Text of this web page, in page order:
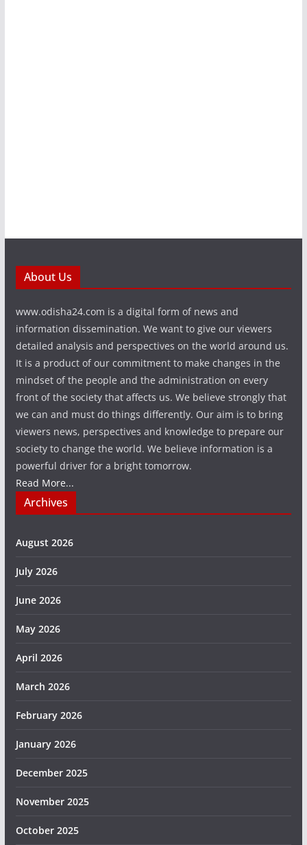
About Us
www.odisha24.com is a digital form of news and
information dissemination. We want to give our viewers
detailed analysis and perspectives on the world around us.
It is a product of our commitment to make changes in the
mindset of the people and the administration on every
front of the society that affects us. We believe strongly that
we can and must do things differently. Our aim is to bring
viewers news, perspectives and knowledge to prepare our
society to change the world. We believe information is a
powerful driver for a bright tomorrow.
Read More...
Archives
August 2026
July 2026
June 2026
May 2026
April 2026
March 2026
February 2026
January 2026
December 2025
November 2025
October 2025